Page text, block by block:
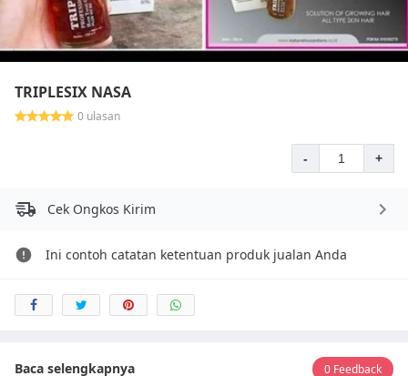
TRIPLESIX NASA
0 ulasan
- +
Cek Ongkos Kirim
Ini contoh catatan ketentuan produk jualan Anda
Baca selengkapnya 0 Feedback